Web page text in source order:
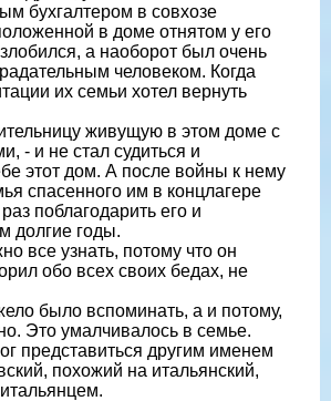
бухгалтером в совхозе
в доме отнятом у его
а наоборот был очень
человеком. Когда
их семьи хотел вернуть
живущую в этом доме с
- и не стал судиться и
этот дом. А после войны к нему
спасенного им в концлагере
поблагодарить его и
долгие годы.
все узнать, потому что он
обо всех своих бедах, не
было вспоминать, а и потому,
Это умалчивалось в семье.
представиться другим именем
похожий на итальянский,